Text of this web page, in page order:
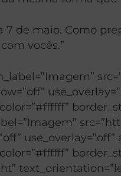
de maio. Como
vocês.”
use_overlay=”off”